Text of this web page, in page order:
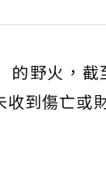
的野火，截
到傷亡或